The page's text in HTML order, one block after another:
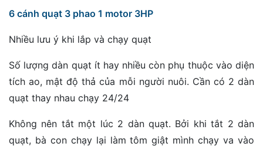
6 cánh quạt 3 phao 1 motor 3HP
Nhiều lưu ý khi lắp và chạy quạt
Số lượng dàn quạt ít hay nhiều còn phụ thuộc vào diện
tích ao, mật độ thả của mỗi người nuôi. Cần có 2 dàn
quạt thay nhau chạy 24/24
Không nên tắt một lúc 2 dàn quạt. Bởi khi tắt 2 dàn
quạt, bà con chạy lại làm tôm giật mình chạy va vào